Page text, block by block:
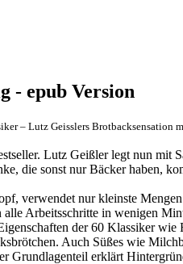
- epub Version
– Lutz Geisslers Brotbacksensation
Lutz Geißler legt nun mit
die sonst nur Bäcker haben,
verwendet nur kleinste
Arbeitsschritte in wenigen
der 60 Klassiker
Auch Süßes wie
Grundlagenteil erklärt